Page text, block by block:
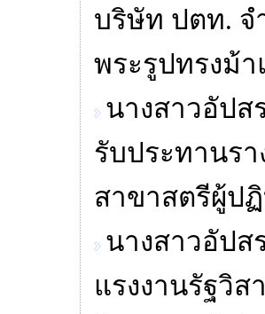
บริษัท ปตท. จ
พระรูปทรงม้
นางสาวอัปส
รับประทานรา
สาขาสตรีผู้ป
นางสาวอัป
แรงงานรัฐวิ